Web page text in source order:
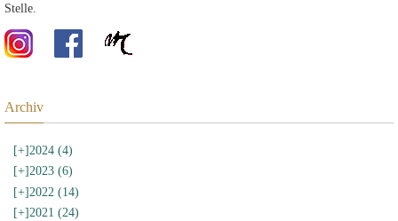
Stelle.
Archiv
[+] 2024 (4)
[+]2023 (6)
[+]2022 (14)
[+]2021 (24)